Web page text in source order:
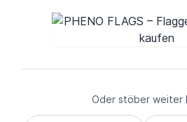
Oder stöber weiter